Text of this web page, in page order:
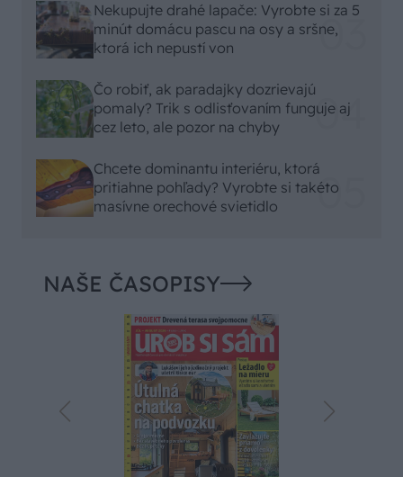
Nekupujte drahé lapače: Vyrobte si za 5
minút domácu pascu na osy a sršne,
ktorá ich nepustí von
Čo robiť, ak paradajky dozrievajú
pomaly? Trik s odlisťovaním funguje aj
cez leto, ale pozor na chyby
Chcete dominantu interiéru, ktorá
pritiahne pohľady? Vyrobte si takéto
masívne orechové svietidlo
NAŠE ČASOPISY